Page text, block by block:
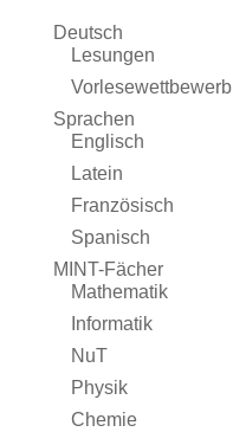
Deutsch
Lesungen
Vorlesewettbewerb
Sprachen
Englisch
Latein
Französisch
Spanisch
MINT-Fächer
Mathematik
Informatik
NuT
Physik
Chemie